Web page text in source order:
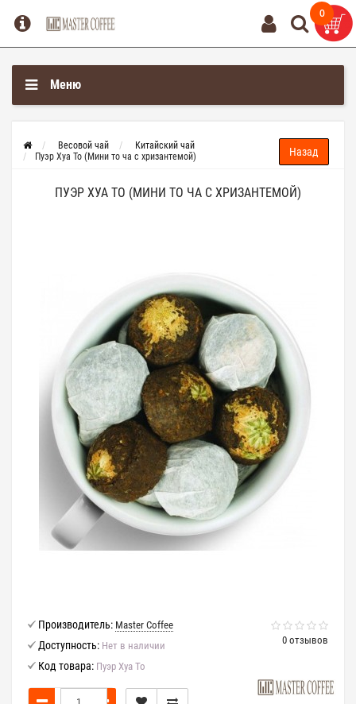
0
Меню
Весовой чай
Китайский чай
Пуэр Хуа То (Мини то ча с хризантемой)
ПУЭР ХУА ТО (МИНИ ТО ЧА С ХРИЗАНТЕМОЙ)
0 отзывов
Производитель: Master Coffee
Доступность: Нет в наличии
Код товара: Пуэр Хуа То
0